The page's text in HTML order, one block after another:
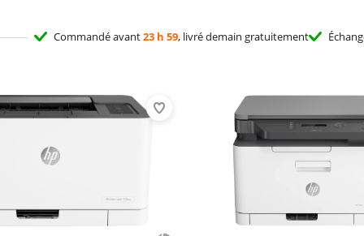
Commandé avant23 h 59, livré demain gratuitement